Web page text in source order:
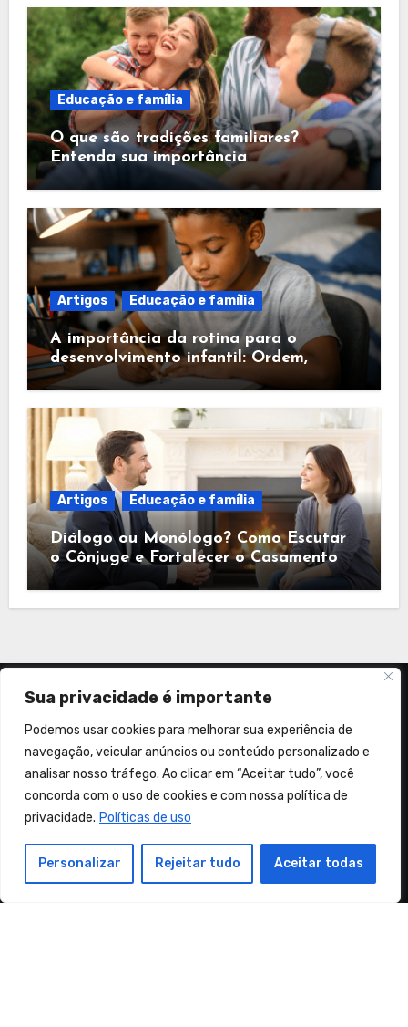
Sua privacidade é importante
Podemos usar cookies para melhorar sua experiência de
navegação, veicular anúncios ou conteúdo personalizado e
analisar nosso tráfego. Ao clicar em “Aceitar tudo”, você
concorda com o uso de cookies e com nossa política de
privacidade. Políticas de uso
Personalizar Rejeitar tudo Aceitar todas
Educação e família
O que são tradições familiares?
Entenda sua importância
Artigos Educação e família
A importância da rotina para o
desenvolvimento infantil: Ordem,
Segurança e Fé
Artigos Educação e família
Diálogo ou Monólogo? Como Escutar
o Cônjuge e Fortalecer o Casamento
Sementes de Coragem e Fé
"No mundo haveis de ter aflições. Coragem! Eu venci o
mundo." (João 16:33)